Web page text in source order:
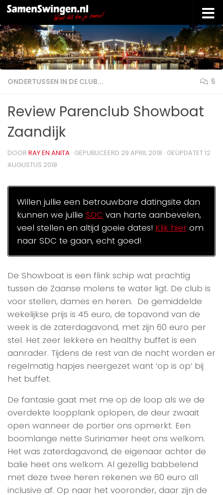
Doorgaan naar inhoud
ONDERTUSSEN IN DE CLUB... 5
Review Parenclub Showboat
Zaandijk
DOOR RAY EN ANITA · GEPUBLICEERD 29 APRIL 2018 · GEÜPDATET12
AUGUSTUS 2018
Willen jullie een betrouwbare datingsite dan
kunnen we jullie SDC van harte aanbevelen,
veel stellen en altijd goeie dates! Klik hierom
naar SDC te gaan, echt goed!
De Showboat is een flink schip wat prachtig
tussen de Zaanse molens te water ligt. De club is
voor stellen, dames en heren. De gemiddelde
wekelijkse prijs is 45 euro, de topavond van de
week is de zaterdagavond, met zijn 60 euro per
stel. Het zeer lekkere en healthy buffet is een
aanrader. Tijdens de rest van de nacht worden er
regelmatig hapjes neergezet want ‘op is op’ bij
het buffet.
De fantasie gaat met me op de loop als we de
overdekte loopplank oplopen, de deur zwaait
open wanneer de portier ons opmerkt. Een
boomlange nette Surinamer heet ons welkom.
Het was zaterdagavond, de eigenaar achter de
balie heet ons welkom. Al gezellig babbelend
met deze twee heren rekenen we 60 euro all
inclusive af. Op naar het vooronder, daar zijn de